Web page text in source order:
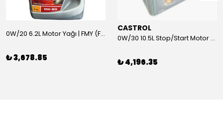
0W/20 6.2L Motor Yağı | FMY (Ford Motor Yağları)
₺ 3,678.85
CASTROL
0W/30 10.5L Stop/Start Motor Yağı | CASTROL
₺ 4,196.35